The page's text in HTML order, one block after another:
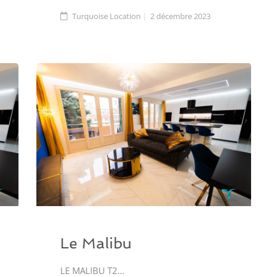
Turquoise Location 2 décembre 2023
Le Malibu
LE MALIBU T2…